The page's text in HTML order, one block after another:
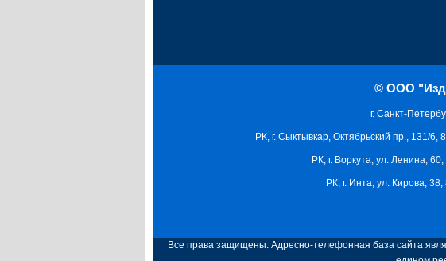
© ООО
г. Санкт-
РК, г. Сыктывкар, Октябрьский пр., 131/6,
РК, г. Воркута, ул. Ленина,
РК, г. Инта, ул. Кирова,
Все права защищены. Адресно-телефонная база сайта